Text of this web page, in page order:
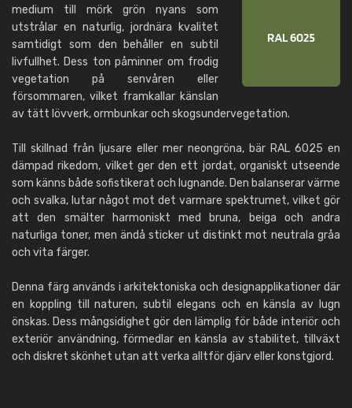
medium till mörk grön nyans som
utstrålar en naturlig, jordnära kvalitet
samtidigt som den behåller en subtil
livfullhet. Dess ton påminner om frodig
vegetation på senvåren eller
försommaren, vilket framkallar känslan
av tätt lövverk, ormbunkar och skogsundervegetation.
Till skillnad från ljusare eller mer neongröna, bär RAL 6025 en
dämpad rikedom, vilket ger den ett jordat, organiskt utseende
som känns både sofistikerat och lugnande. Den balanserar värme
och svalka, lutar något mot det varmare spektrumet, vilket gör
att den smälter harmoniskt med bruna, beiga och andra
naturliga toner, men ändå sticker ut distinkt mot neutrala gråa
och vita färger.
Denna färg används i arkitektoniska och designapplikationer där
en koppling till naturen, subtil elegans och en känsla av lugn
önskas. Dess mångsidighet gör den lämplig för både interiör och
exteriör användning, förmedlar en känsla av stabilitet, tillväxt
och diskret skönhet utan att verka alltför djärv eller konstgjord.